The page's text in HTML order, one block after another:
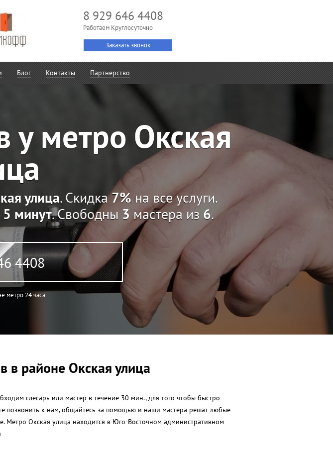
8 929 646 4408
Работаем Круглосуточно
Заказать звонок
Блог Контакты Партнерство
у метро Окская
улица. Скидка7% на все услуги.
5 минут. Свободны 3 мастера из 6.
4408
метро 24 часа
в районе Окская улица
слесарь или мастер в течение 30 мин., для того чтобы быстро
позвонить к нам, общайтесь за помощью и наши мастера решат любые
Метро Окская улица находится в Юго-Восточном административном